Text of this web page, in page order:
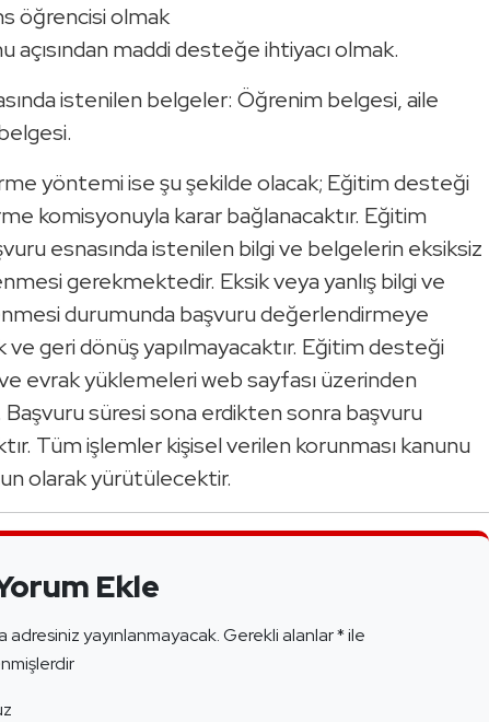
öğrencisi olmak
açısından maddi desteğe ihtiyacı olmak.
istenilen belgeler: Öğrenim belgesi, aile
yöntemi ise şu şekilde olacak; Eğitim desteği
komisyonuyla karar bağlanacaktır. Eğitim
esnasında istenilen bilgi ve belgelerin eksiksiz
gerekmektedir. Eksik veya yanlış bilgi ve
durumunda başvuru değerlendirmeye
ve geri dönüş yapılmayacaktır. Eğitim desteği
evrak yüklemeleri web sayfası üzerinden
Başvuru süresi sona erdikten sonra başvuru
Tüm işlemler kişisel verilen korunması kanunu
olarak yürütülecektir.
Ekle
adresiniz yayınlanmayacak.Gerekli alanlar*ile